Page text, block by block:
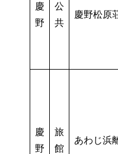
慶
野
公
共
慶野松原
慶
野
旅
館
あわじ浜